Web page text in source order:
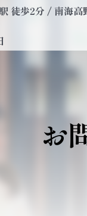
徒歩2分 / 南海
お